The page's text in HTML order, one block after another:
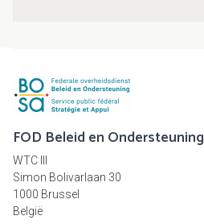
FOD Beleid en Ondersteuning
WTC III
Simon Bolivarlaan 30
1000 Brussel
België